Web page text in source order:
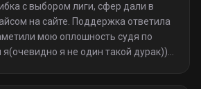
с выбором лиги, сфер дали в
на сайте. Поддержка ответила
мою оплошность судя по
я не один такой дурак)).